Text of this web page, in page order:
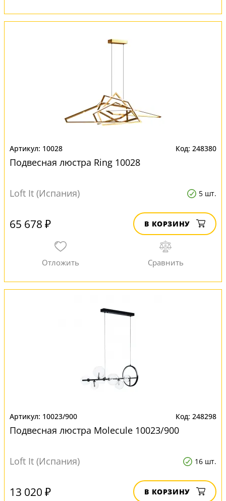
10028 248380
Подвесная люстра Ring 10028
Loft It (Испания) 5 шт.
65 678 ₽ В КОРЗИНУ
10023/900 248298
Подвесная люстра Molecule 10023/900
Loft It (Испания) 16 шт.
13 020 ₽ В КОРЗИНУ